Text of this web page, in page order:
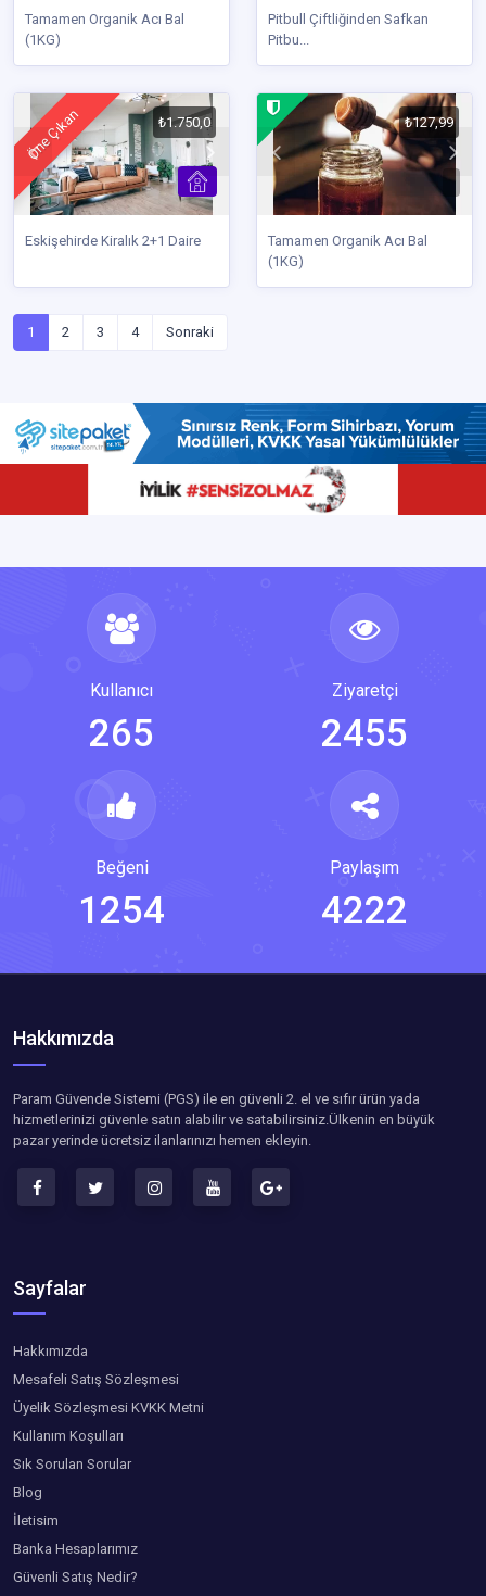
Tamamen Organik Acı Bal
(1KG)
Pitbull Çiftliğinden Safkan
Pitbu...
Öne Çıkan ₺1.750,0
Eskişehirde Kiralık 2+1 Daire
₺127,99
Tamamen Organik Acı Bal
(1KG)
1 2 3 4 Sonraki
Kullanıcı
265
Ziyaretçi
2455
Beğeni
1254
Paylaşım
4222
Hakkımızda
Param Güvende Sistemi (PGS) ile en güvenli 2. el ve sıfır ürün yada
hizmetlerinizi güvenle satın alabilir ve satabilirsiniz.Ülkenin en büyük
pazar yerinde ücretsiz ilanlarınızı hemen ekleyin.
Sayfalar
Hakkımızda
Mesafeli Satış Sözleşmesi
Üyelik Sözleşmesi KVKK Metni
Kullanım Koşulları
Sık Sorulan Sorular
Blog
İletisim
Banka Hesaplarımız
Güvenli Satış Nedir?